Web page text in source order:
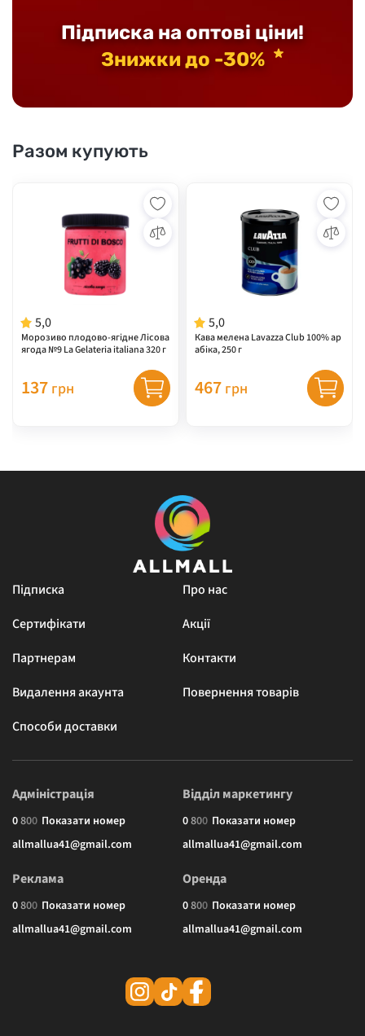
Підписка на оптові ціни!
Знижки до -30%
Разом купують
5,0
Морозиво плодово-ягідне Лісова
ягода №9 La Gelateria italiana 320 г
137 грн
5,0
Кава мелена Lavazza Club 100% ар
абіка, 250 г
467 грн
Підписка
Про нас
Сертифікати
Акції
Партнерам
Контакти
Видалення акаунта
Повернення товарів
Способи доставки
Адміністрація
0800 Показати номер
allmallua41@gmail.com
Відділ маркетингу
0800 Показати номер
allmallua41@gmail.com
Реклама
0800 Показати номер
allmallua41@gmail.com
Оренда
0800 Показати номер
allmallua41@gmail.com